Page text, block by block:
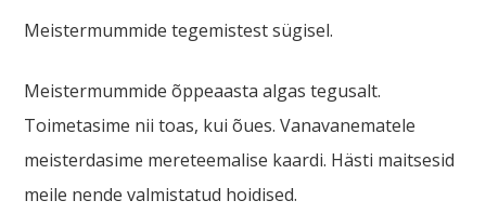
Meistermummide tegemistest sügisel.
Meistermummide õppeaasta algas tegusalt.
Toimetasime nii toas, kui õues. Vanavanematele
meisterdasime mereteemalise kaardi. Hästi maitsesid
meile nende valmistatud hoidised.